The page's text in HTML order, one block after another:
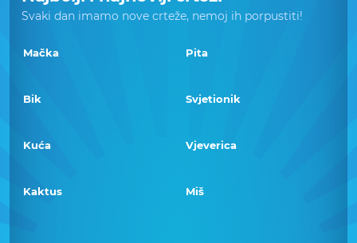
Svaki dan imamo nove crteže, nemoj ih porpustiti!
Mačka Pita
Bik Svjetionik
Kuća Vjeverica
Kaktus Miš